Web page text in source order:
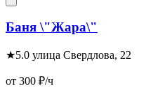
Баня \"Жара\"
★5.0 улица Свердлова, 22
от 300 ₽/ч